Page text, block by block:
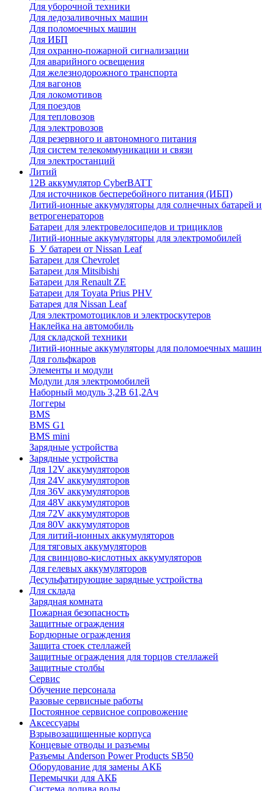
Для уборочной техники
Для ледозаливочных машин
Для поломоечных машин
Для ИБП
Для охранно-пожарной сигнализации
Для аварийного освещения
Для железнодорожного транспорта
Для вагонов
Для локомотивов
Для поездов
Для тепловозов
Для электровозов
Для резервного и автономного питания
Для систем телекоммуникации и связи
Для электростанций
Литий
12В аккумулятор CyberBATT
Для источников бесперебойного питания (ИБП)
Литий-ионные аккумуляторы для солнечных батарей и
ветрогенераторов
Батареи для электровелосипедов и трициклов
Литий-ионные аккумуляторы для электромобилей
Б_У батареи от Nissan Leaf
Батареи для Chevrolet
Батареи для Mitsibishi
Батареи для Renault ZE
Батареи для Toyata Prius PHV
Батарея для Nissan Leaf
Для электромотоциклов и электроскутеров
Наклейка на автомобиль
Для складской техники
Литий-ионные аккумуляторы для поломоечных машин
Для гольфкаров
Элементы и модули
Модули для электромобилей
Наборный модуль 3,2В 61,2Ач
Логгеры
BMS
BMS G1
BMS mini
Зарядные устройства
Зарядные устройства
Для 12V аккумуляторов
Для 24V аккумуляторов
Для 36V аккумуляторов
Для 48V аккумуляторов
Для 72V аккумуляторов
Для 80V аккумуляторов
Для литий-ионных аккумуляторов
Для тяговых аккумуляторов
Для свинцово-кислотных аккумуляторов
Для гелевых аккумуляторов
Десульфатирующие зарядные устройства
Для склада
Зарядная комната
Пожарная безопасность
Защитные ограждения
Бордюрные ограждения
Защита стоек стеллажей
Защитные ограждения для торцов стеллажей
Защитные столбы
Сервис
Обучение персонала
Разовые сервисные работы
Постоянное сервисное сопровожение
Аксессуары
Взрывозащищенные корпуса
Концевые отводы и разъемы
Разъемы Anderson Power Products SB50
Оборудование для замены АКБ
Перемычки для АКБ
Система долива воды